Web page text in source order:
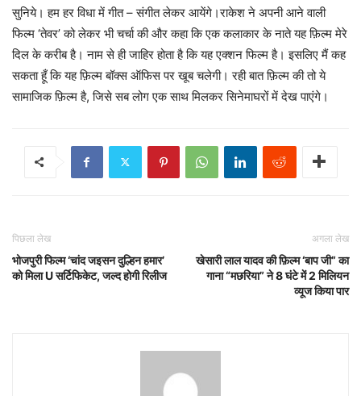
सुनिये। हम हर विधा में गीत – संगीत लेकर आयेंगे।राकेश ने अपनी आने वाली
फिल्‍म ‘तेवर’ को लेकर भी चर्चा की और कहा कि एक कलाकार के नाते यह फ़िल्म मेरे
दिल के करीब है। नाम से ही जाहिर होता है कि यह एक्शन फिल्म है। इसलिए मैं कह
सकता हूँ कि यह फ़िल्म बॉक्स ऑफिस पर खूब चलेगी। रही बात फ़िल्म की तो ये
सामाजिक फ़िल्म है, जिसे सब लोग एक साथ मिलकर सिनेमाघरों में देख पाएंगे।
पिछला लेख
भोजपुरी फिल्‍म ‘चांद जइसन दुल्हिन हमार’
को मिला U सर्टिफिकेट, जल्द होगी रिलीज
अगला लेख
खेसारी लाल यादव की फ़िल्म ‘बाप जी” का
गाना “मछरिया” ने 8 घंटे में 2 मिलियन
व्यूज किया पार